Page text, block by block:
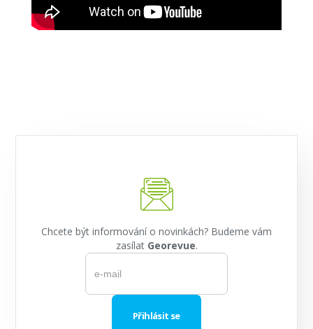
Chcete být informování o novinkách? Budeme vám
zasílat Georevue.